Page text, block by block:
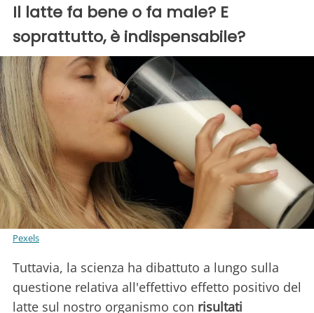
Il latte fa bene o fa male? E
soprattutto, è indispensabile?
Pexels
Tuttavia, la scienza ha dibattuto a lungo sulla
questione relativa all'effettivo effetto positivo del
latte sul nostro organismo con risultati